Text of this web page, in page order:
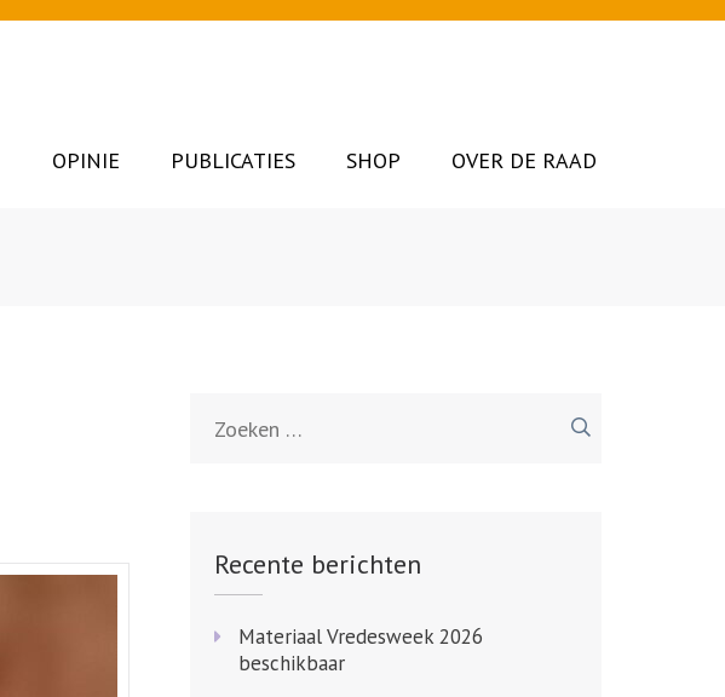
OPINIE PUBLICATIES SHOP OVER DE RAAD
naar:
Recente berichten
Materiaal Vredesweek 2026
beschikbaar